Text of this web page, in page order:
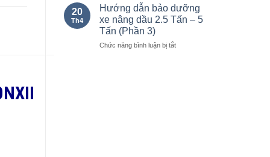
6)
2.5
Tấn
–
Tấn
dẫn
bảo
dưỡng
nâng
20
Th4
Hướng dẫn bảo dưỡng
xe nâng dầu 2.5 Tấn – 5
Tấn (Phần 3)
Chức năng bình luận bị tắtở